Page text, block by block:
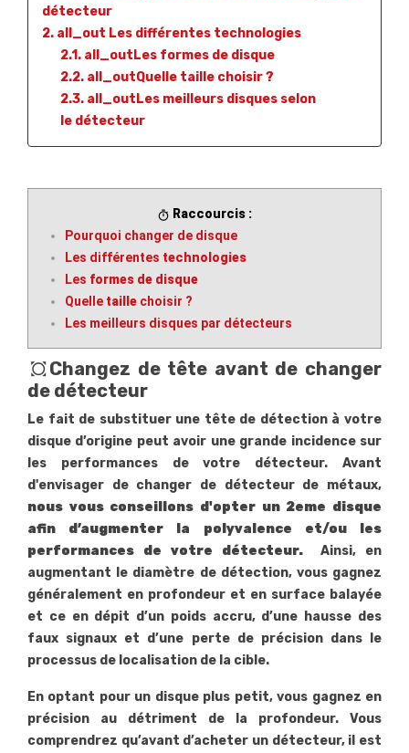
détecteur
2. all_out Les différentes technologies
2.1. all_outLes formes de disque
2.2. all_outQuelle taille choisir ?
2.3. all_outLes meilleurs disques selon
le détecteur
timer Raccourcis :
Pourquoi changer de disque
Les différentes technologies
Les formes de disque
Quelle taille choisir ?
Les meilleurs disques par détecteurs
all_outChangez de tête avant de changer
de détecteur
Le fait de substituer une tête de détection à votre
disque d’origine peut avoir une grande incidence sur
les performances de votre détecteur. Avant
d'envisager de changer de détecteur de métaux,
nous vous conseillons d'opter un 2eme disque
afin d’augmenter la polyvalence et/ou les
performances de votre détecteur.Ainsi, en
augmentant le diamètre de détection, vous gagnez
généralement en profondeur et en surface balayée
et ce en dépit d’un poids accru, d’une hausse des
faux signaux et d’une perte de précision dans le
processus de localisation de la cible.
En optant pour un disque plus petit, vous gagnez en
précision au détriment de la profondeur. Vous
comprendrez qu’avant d’acheter un détecteur, il est